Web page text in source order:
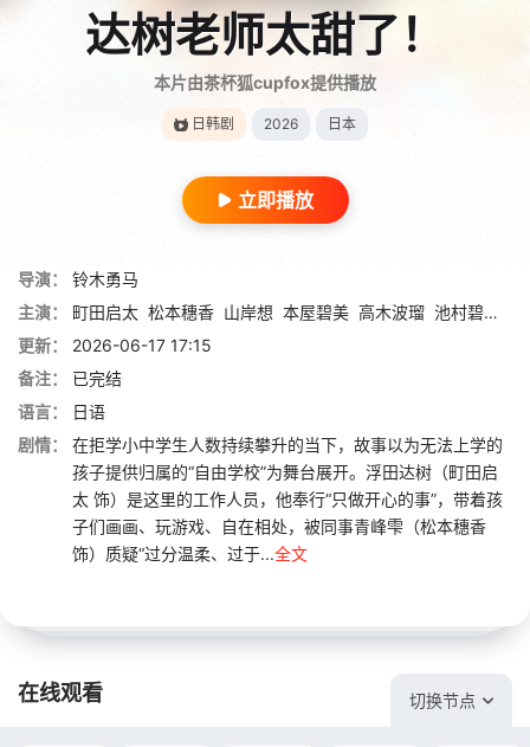
达树老师太甜了！
本片由茶杯狐cupfox提供播放
日韩剧 2026 日本
立即播放
导演：
铃木勇马
主演：
町田启太 松本穗香 山岸想 本屋碧美 高木波瑠 池村碧彩
更新：
2026-06-17 17:15
备注：
已完结
语言：
日语
剧情：
在拒学小中学生人数持续攀升的当下，故事以为无法上学的
孩子提供归属的“自由学校”为舞台展开。浮田达树（町田启
太 饰）是这里的工作人员，他奉行“只做开心的事”，带着孩
子们画画、玩游戏、自在相处，被同事青峰雫（松本穗香
饰）质疑“过分温柔、过于...全文
在线观看 切换节点